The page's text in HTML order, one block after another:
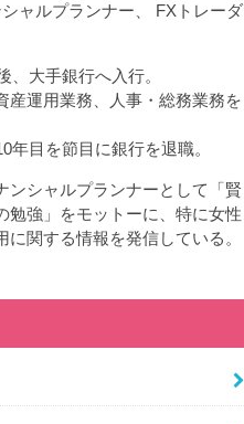
ャルプランナー、 FXトレーダ
、大手銀行へ入行。
産運用業務、人事・総務業務を
年目を節目に銀行を退職。
ンシャルプランナーとして「賢
勉強」をモットーに、特に女性
に関する情報を発信している。